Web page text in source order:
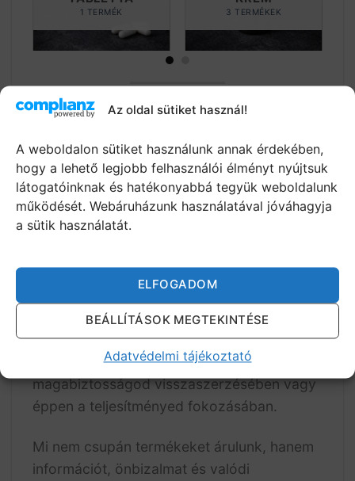
Az oldal sütiket használ!
A weboldalon sütiket használunk annak érdekében,
hogy a lehető legjobb felhasználói élményt nyújtsuk
látogatóinknak és hatékonyabbá tegyük weboldalunk
működését. Webáruházunk használatával jóváhagyja
a sütik használatát.
ELFOGADOM
BEÁLLÍTÁSOK MEGTEKINTÉSE
Adatvédelmi tájékoztató
2 TERMÉKEK 8 TERMÉKEK
Potencianovelo-Tabletta.hu – ahol
A Potencianovelo-Tabletta.huwebáruház
célja, hogy segítsen a férfiaknak megtalálni
a legmegfelelőbb, természetes támogatást
önmagukhoz tabuk nélkül.
hatékonypotencianövelő, pénisznövelő,
természetes alapanyagú termékeket találsz,
amelyek segíthetnek a szexuális
egészséged megőrzésében, a
magabiztosságod visszaszerzésében vagy
éppen a teljesítményed fokozásában.
Mi nem csupán termékeket árulunk, hanem
információt, önbizalmat és valódi